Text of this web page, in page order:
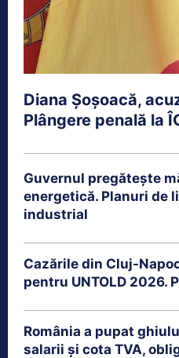
Diana Șoșoacă,
Plângere penală la
Guvernul pregătește
energetică. Planuri de
industrial
Cazările din Cluj-
pentru UNTOLD 2026.
România a pupat
salarii și cota TVA,